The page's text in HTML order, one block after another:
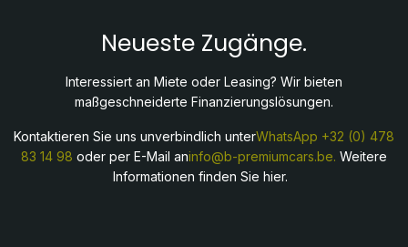
Neueste Zugänge.
Interessiert an Miete oder Leasing? Wir bieten
maßgeschneiderte Finanzierungslösungen.
Kontaktieren Sie uns unverbindlich unterWhatsApp +32 (0) 478
83 14 98 oder per E-Mail aninfo@b-premiumcars.be. Weitere
Informationen finden Sie hier.